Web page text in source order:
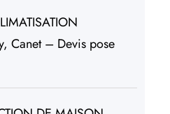
Canet – Devis pose